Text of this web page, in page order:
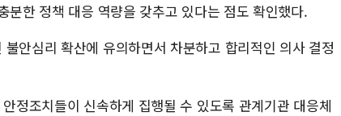
한 정책 대응 역량을 갖추고 있다는 점도 확인했다.
안심리 확산에 유의하면서 차분하고 합리적인 의사 결정
정조치들이 신속하게 집행될 수 있도록 관계기관 대응체